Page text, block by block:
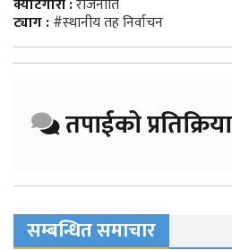
ट्याग :#स्थानीय तह निर्वाचन
तपाईको
सम्बन्धित समाचार